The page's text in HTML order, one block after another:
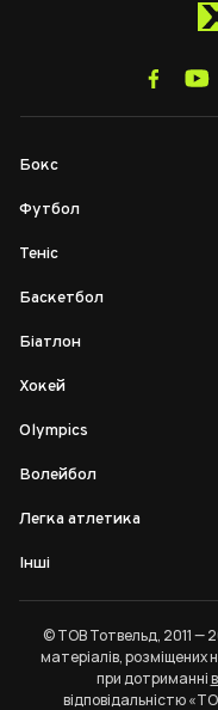
Бокс
Футбол
Теніс
Баскетбол
Біатлон
Хокей
Olympics
Волейбол
Легка атлетика
Інші
© ТОВ Тотвельд, 2011 —
матеріалів, розміщених
при дотриманні
відповідальністю